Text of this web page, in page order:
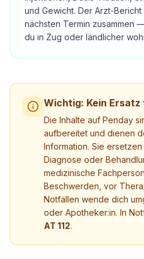
und Gewicht. Der Arzt-
nächsten Termin zusammen
du in Zug oder ländlicher
Wichtig: Kein
Die Inhalte auf Penday
aufbereitet und dienen
Information. Sie ersetzen
Diagnose oder
medizinische
Beschwerden, vor
Notfällen wende dich
oder Apotheker:in. In
AT 112.